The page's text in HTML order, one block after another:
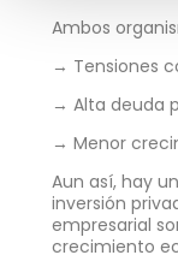
Ambos
→ Tensiones
→ Alta deuda
→ Menor
Aun así, hay
inversión
empresarial
crecimiento